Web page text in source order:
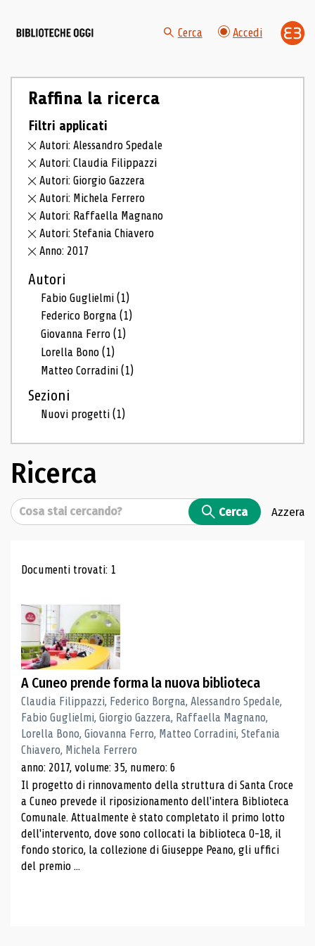
Cerca Accedi
Raffina la ricerca
Filtri applicati
Autori: Alessandro Spedale
Autori: Claudia Filippazzi
Autori: Giorgio Gazzera
Autori: Michela Ferrero
Autori: Raffaella Magnano
Autori: Stefania Chiavero
Anno: 2017
Autori
Fabio Guglielmi(1)
Federico Borgna(1)
Giovanna Ferro(1)
Lorella Bono(1)
Matteo Corradini(1)
Sezioni
Nuovi progetti(1)
Ricerca
Cerca Cerca Azzera
Risultati di ricerca
Documenti trovati: 1
A Cuneo prende forma la nuova biblioteca
Claudia Filippazzi, Federico Borgna, Alessandro Spedale,
Fabio Guglielmi, Giorgio Gazzera, Raffaella Magnano,
Lorella Bono, Giovanna Ferro, Matteo Corradini, Stefania
Chiavero, Michela Ferrero
anno: 2017, volume: 35, numero: 6
Il progetto di rinnovamento della struttura di Santa Croce
a Cuneo prevede il riposizionamento dell'intera Biblioteca
Comunale. Attualmente è stato completato il primo lotto
dell'intervento, dove sono collocati la biblioteca 0-18, il
fondo storico, la collezione di Giuseppe Peano, gli uffici
del premio ...